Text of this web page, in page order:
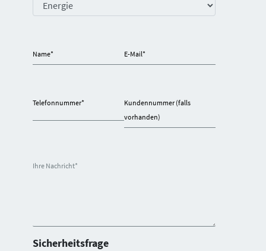
Name* E-Mail*
Telefonnummer*
Kundennummer (falls
vorhanden)
Ihre Nachricht*
Sicherheitsfrage